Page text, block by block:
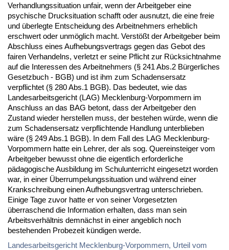
Verhandlungssituation unfair, wenn der Arbeitgeber eine
psychische Drucksituation schafft oder ausnutzt, die eine freie
und überlegte Entscheidung des Arbeitnehmers erheblich
erschwert oder unmöglich macht. Verstößt der Arbeitgeber beim
Abschluss eines Aufhebungsvertrags gegen das Gebot des
fairen Verhandelns, verletzt er seine Pflicht zur Rücksichtnahme
auf die Interessen des Arbeitnehmers (§ 241 Abs.2 Bürgerliches
Gesetzbuch - BGB) und ist ihm zum Schadensersatz
verpflichtet (§ 280 Abs.1 BGB). Das bedeutet, wie das
Landesarbeitsgericht (LAG) Mecklenburg-Vorpommern im
Anschluss an das BAG betont, dass der Arbeitgeber den
Zustand wieder herstellen muss, der bestehen würde, wenn die
zum Schadensersatz verpflichtende Handlung unterblieben
wäre (§ 249 Abs.1 BGB). In dem Fall des LAG Mecklenburg-
Vorpommern hatte ein Lehrer, der als sog. Quereinsteiger vom
Arbeitgeber bewusst ohne die eigentlich erforderliche
pädagogische Ausbildung im Schulunterricht eingesetzt worden
war, in einer Überrumpelungssituation und während einer
Krankschreibung einen Aufhebungsvertrag unterschrieben.
Einige Tage zuvor hatte er von seiner Vorgesetzten
überraschend die Information erhalten, dass man sein
Arbeitsverhältnis demnächst in einer angeblich noch
bestehenden Probezeit kündigen werde.
Landesarbeitsgericht Mecklenburg-Vorpommern, Urteil vom